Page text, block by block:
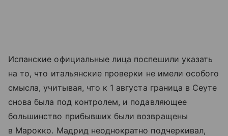
Испанские официальные лица поспешили указать
на то, что итальянские проверки не имели особого
смысла, учитывая, что к 1 августа граница в Сеуте
снова была под контролем, и подавляющее
большинство прибывших были возвращены
в Марокко. Мадрид неоднократно подчеркивал,